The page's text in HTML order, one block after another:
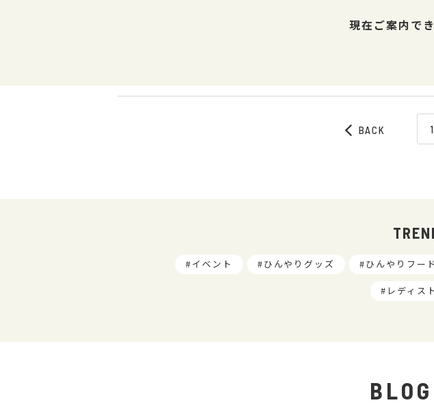
現在ご案内で
BACK 1
イベント ひんやりグッズ ひんやりフード
レディス